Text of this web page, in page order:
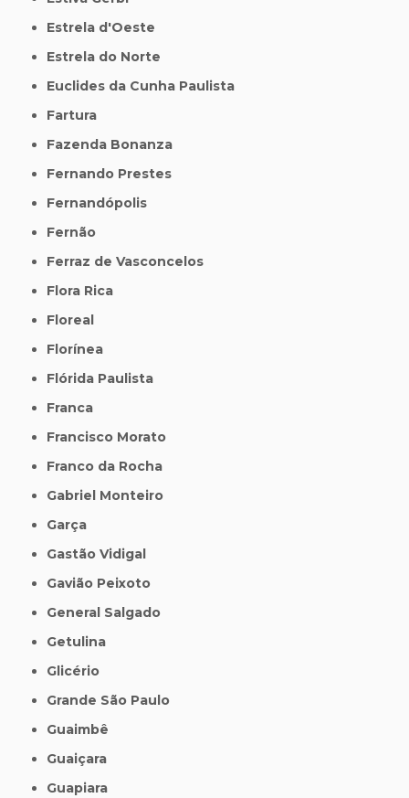
Estrela d'Oeste
Estrela do Norte
Euclides da Cunha Paulista
Fartura
Fazenda Bonanza
Fernando Prestes
Fernandópolis
Fernão
Ferraz de Vasconcelos
Flora Rica
Floreal
Florínea
Flórida Paulista
Franca
Francisco Morato
Franco da Rocha
Gabriel Monteiro
Garça
Gastão Vidigal
Gavião Peixoto
General Salgado
Getulina
Glicério
Grande São Paulo
Guaimbê
Guaiçara
Guapiara